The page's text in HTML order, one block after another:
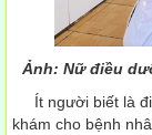
Ảnh: Nữ điều
Ít người biết là
khám cho bệnh